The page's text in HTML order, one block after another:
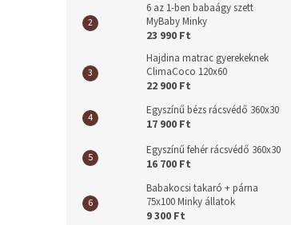
6 az 1-ben babaágy szett
MyBaby Minky
23 990 Ft
Hajdina matrac gyerekeknek
ClimaCoco 120x60
22 900 Ft
Egyszínű bézs rácsvédő 360x30
17 900 Ft
Egyszínű fehér rácsvédő 360x30
16 700 Ft
Babakocsi takaró + párna
75x100 Minky állatok
9 300 Ft